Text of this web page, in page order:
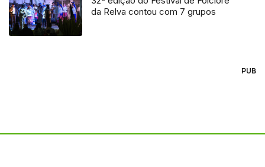
da Relva contou com 7 grupos
PUB